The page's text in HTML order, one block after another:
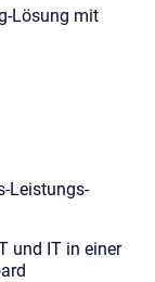
Lösung mit
Leistungs-
und IT in einer